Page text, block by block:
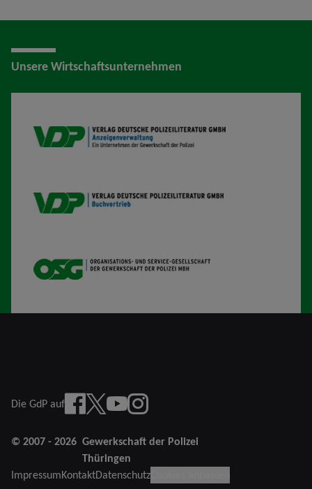
Unsere Wirtschaftsunternehmen
VDP AV
VDP B
OSG
Die GdP auf
Facebook
X YouTubeinstagram
© 2007 - 2026 Gewerkschaft der Polizei
Thüringen
ImpressumKontaktDatenschutz